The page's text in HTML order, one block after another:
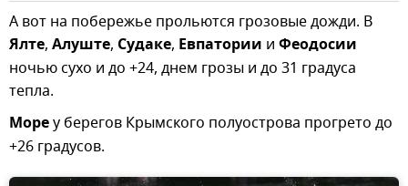
А вот на побережье прольются грозовые дожди. В
Ялте, Алуште, Судаке, Евпатории и Феодосии
ночью сухо и до +24, днем грозы и до 31 градуса
тепла.
Мореу берегов Крымского полуострова прогрето до
+26 градусов.